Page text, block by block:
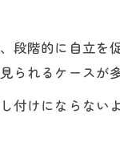
援のヒント
容を調整する方法
階的に自立を
られるケースが多
付けにならない